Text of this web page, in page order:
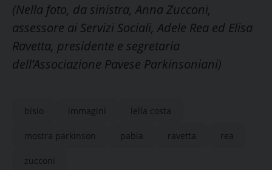
(Nella foto, da sinistra, Anna Zucconi,
assessore ai Servizi Sociali, Adele Rea ed Elisa
Ravetta, presidente e segretaria
dell’Associazione Pavese Parkinsoniani)
bisio immagini lella costa
mostra parkinson pabia ravetta rea
zucconi